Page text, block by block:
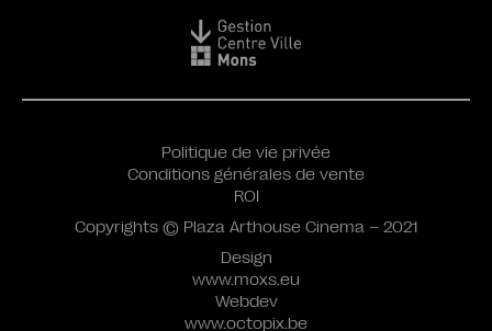
Design
www.moxs.eu
Webdev
www.octopix.be
Politique de vie privée
Conditions générales de vente
ROI
Copyrights © Plaza Arthouse Cinema – 2021